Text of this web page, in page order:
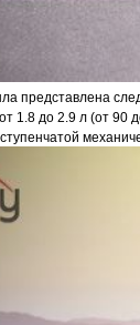
представлена
1.8 до 2.9 л (от 90